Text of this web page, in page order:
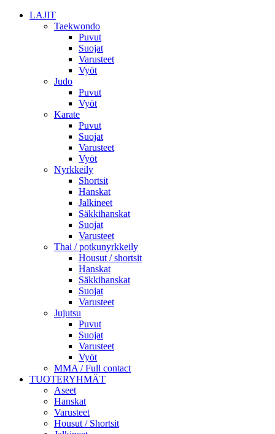
LAJIT
Taekwondo
Puvut
Suojat
Varusteet
Vyöt
Judo
Puvut
Vyöt
Karate
Puvut
Suojat
Varusteet
Vyöt
Nyrkkeily
Shortsit
Hanskat
Jalkineet
Säkkihanskat
Suojat
Varusteet
Thai / potkunyrkkeily
Housut / shortsit
Hanskat
Säkkihanskat
Suojat
Varusteet
Jujutsu
Puvut
Suojat
Varusteet
Vyöt
MMA / Full contact
TUOTERYHMÄT
Aseet
Hanskat
Varusteet
Housut / Shortsit